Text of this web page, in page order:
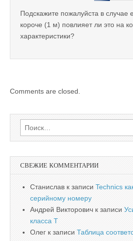
Подскажите пожалуйста в случае
короче (1 м) повлияет ли это на
характеристики?
Comments are closed.
Найти:
СВЕЖИЕ КОММЕНТАРИИ
Станислав к записи Technics
серийному номеру
Андрей Викторович к записи
класса T
Олег к записи Таблица